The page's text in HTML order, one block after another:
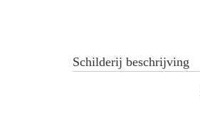
Schilderij beschrijving